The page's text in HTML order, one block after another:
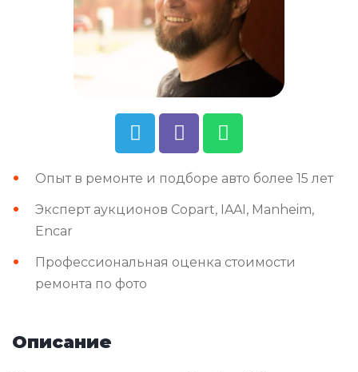
Опыт в ремонте и подборе авто более 15 лет
Эксперт аукционов Copart, IAAI, Manheim,
Encar
Профессиональная оценка стоимости
ремонта по фото
Описание